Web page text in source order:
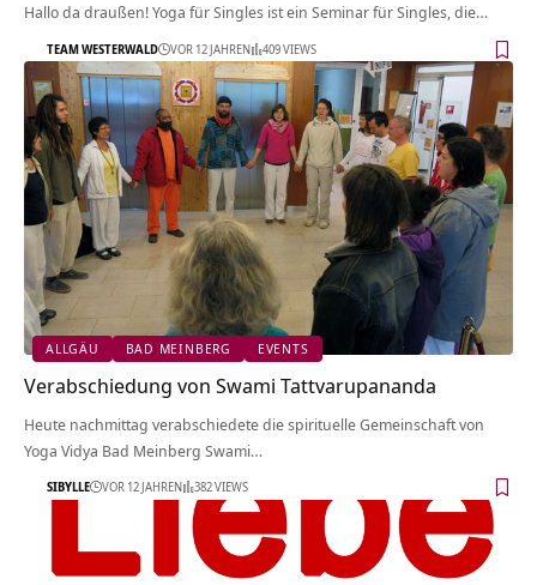
Hallo da draußen! Yoga für Singles ist ein Seminar für Singles, die…
TEAM WESTERWALD VOR 12 JAHREN 409 VIEWS
ALLGÄU BAD MEINBERG EVENTS
Verabschiedung von Swami Tattvarupananda
Heute nachmittag verabschiedete die spirituelle Gemeinschaft von
Yoga Vidya Bad Meinberg Swami…
SIBYLLE VOR 12 JAHREN 382 VIEWS